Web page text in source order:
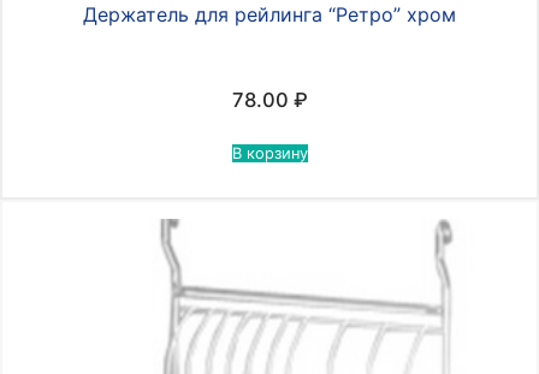
Держатель для рейлинга “Ретро” хром
78.00 ₽
В корзину